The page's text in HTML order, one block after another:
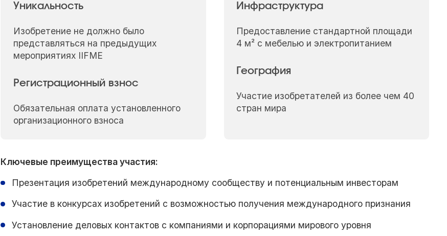
Уникальность
Изобретение не должно было
представляться на предыдущих
мероприятиях IIFME
Регистрационный взнос
Обязательная оплата установленного
организационного взноса
Инфраструктура
Предоставление стандартной площади
4 м² с мебелью и электропитанием
География
Участие изобретателей из более чем 40
стран мира
Ключевые преимущества участия:
Презентация изобретений международному сообществу и потенциальным инвесторам
Участие в конкурсах изобретений с возможностью получения международного признания
Установление деловых контактов с компаниями и корпорациями мирового уровня